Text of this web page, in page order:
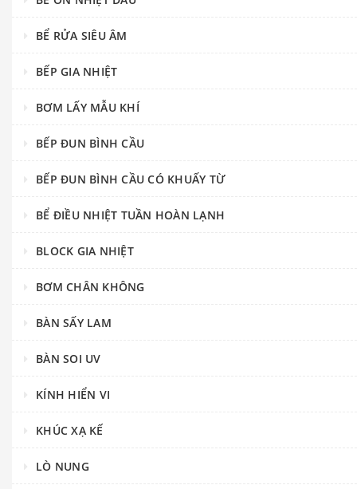
BỂ RỬA SIÊU ÂM
BẾP GIA NHIỆT
BƠM LẤY MẪU KHÍ
BẾP ĐUN BÌNH CẦU
BẾP ĐUN BÌNH CẦU CÓ KHUẤY TỪ
BỂ ĐIỀU NHIỆT TUẦN HOÀN LẠNH
BLOCK GIA NHIỆT
BƠM CHÂN KHÔNG
BÀN SẤY LAM
BÀN SOI UV
KÍNH HIỂN VI
KHÚC XẠ KẾ
LÒ NUNG